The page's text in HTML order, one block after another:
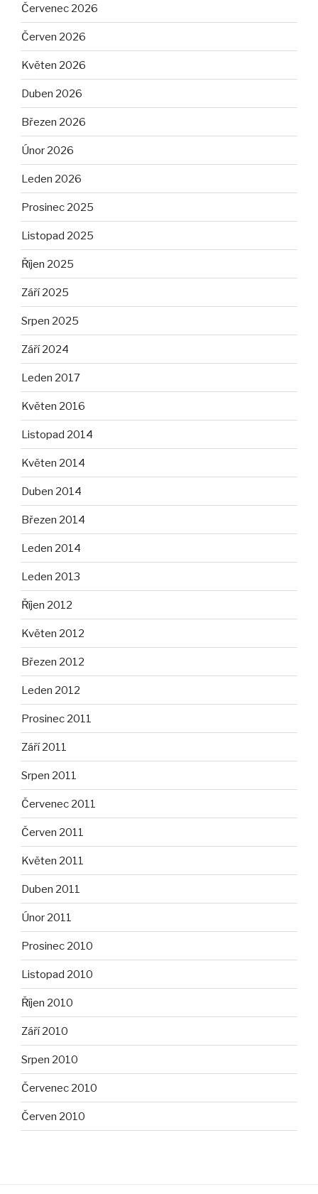
Červenec 2026
Červen 2026
Květen 2026
Duben 2026
Březen 2026
Únor 2026
Leden 2026
Prosinec 2025
Listopad 2025
Říjen 2025
Září 2025
Srpen 2025
Září 2024
Leden 2017
Květen 2016
Listopad 2014
Květen 2014
Duben 2014
Březen 2014
Leden 2014
Leden 2013
Říjen 2012
Květen 2012
Březen 2012
Leden 2012
Prosinec 2011
Září 2011
Srpen 2011
Červenec 2011
Červen 2011
Květen 2011
Duben 2011
Únor 2011
Prosinec 2010
Listopad 2010
Říjen 2010
Září 2010
Srpen 2010
Červenec 2010
Červen 2010